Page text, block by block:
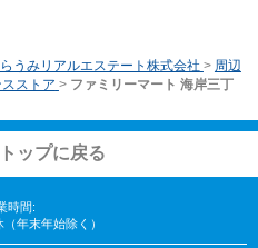
うみリアルエステート株式会社 > 周辺
ストア > ファミリーマート 海岸三丁
ップに戻る
時間:
年末年始除く）